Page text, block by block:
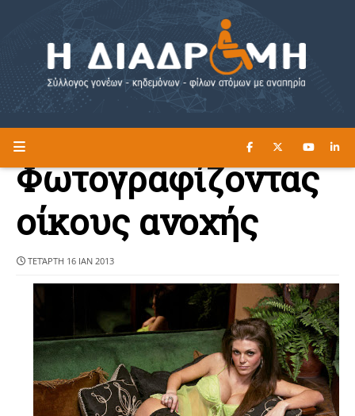
Η ΔΙΑΔΡΟΜΗ ΔΙΑΒΑΣΤΕ ΕΔΩ ►
Φωτογραφίζοντας
οίκους ανοχής
ΤΕΤΆΡΤΗ 16 ΙΑΝ 2013